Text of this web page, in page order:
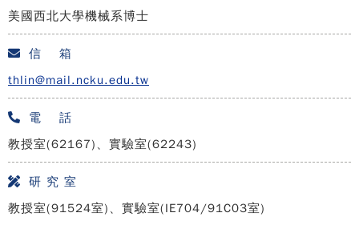
美國西北大學機械系博士
信 箱
thlin@mail.ncku.edu.tw
電 話
教授室(62167)、實驗室(62243)
研 究 室
教授室(91524室)、實驗室(IE704/91C03室)